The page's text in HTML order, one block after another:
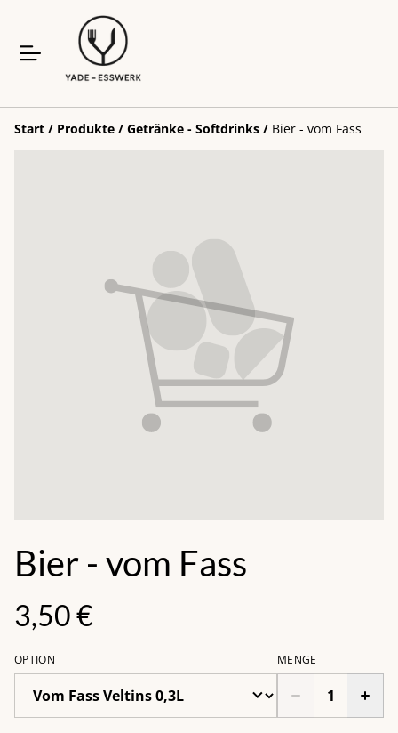
Start / Produkte / Getränke - Softdrinks / Bier - vom Fass
Bier - vom Fass
3,50 €
OPTION MENGE